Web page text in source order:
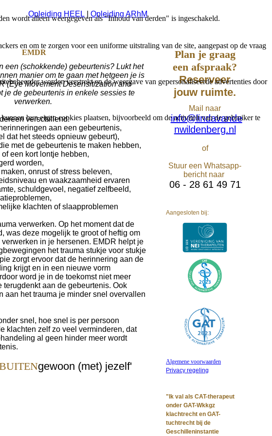
Opleiding HEEL Opleiding ARhM
EMDR
een (schokkende) gebeurtenis? Lukt het
manier om te gaan met hetgeen je is
(Eye Movement Desensitization and
je de gebeurtenis in enkele sessies te
verwerken.
verschillend:
aan een gebeurtenis,
dat het steeds opnieuw gebeurt),
met de gebeurtenis te maken hebben,
een kort lontje hebben,
worden,
onrust of stress beleven,
en waakzaamheid ervaren
schuldgevoel, negatief zelfbeeld,
klachten of slaapproblemen
verwerken. Op het moment dat de
was deze mogelijk te groot of heftig om
in je hersenen. EMDR helpt je
het trauma stukje voor stukje
zorgt ervoor dat de herinnering aan de
krijgt en in een nieuwe vorm
word je in de toekomst niet meer
aan de gebeurtenis. Ook
aan het trauma je minder snel overvallen
snel, hoe snel is per persoon
klachten zelf zo veel verminderen, dat
al geen hinder meer wordt
gewoon (met) jezelf'
Plan je graag
een afspraak?
Reserveer
jouw ruimte.
Mail naar
info@lindavande
nwildenberg.nl
of
Stuur een Whatsapp-
bericht naar
06 - 28 61 49 71
Aangesloten bij:
Algemene voorwaarden
Privacy regeling
"Ik val als CAT-therapeut
onder GAT-Wkkgz
klachtrecht en GAT-
tuchtrecht bij de
Geschilleninstantie
wordt alleen weergegeven als "Inhoud van derden" is ingeschakeld.
en om te zorgen voor een uniforme uitstraling van de site, aangepast op de vraag
worden verstrekt en de weergave van gepersonaliseerde advertenties door
hun eigen cookies plaatsen, bijvoorbeeld om de activiteit van de gebruiker te